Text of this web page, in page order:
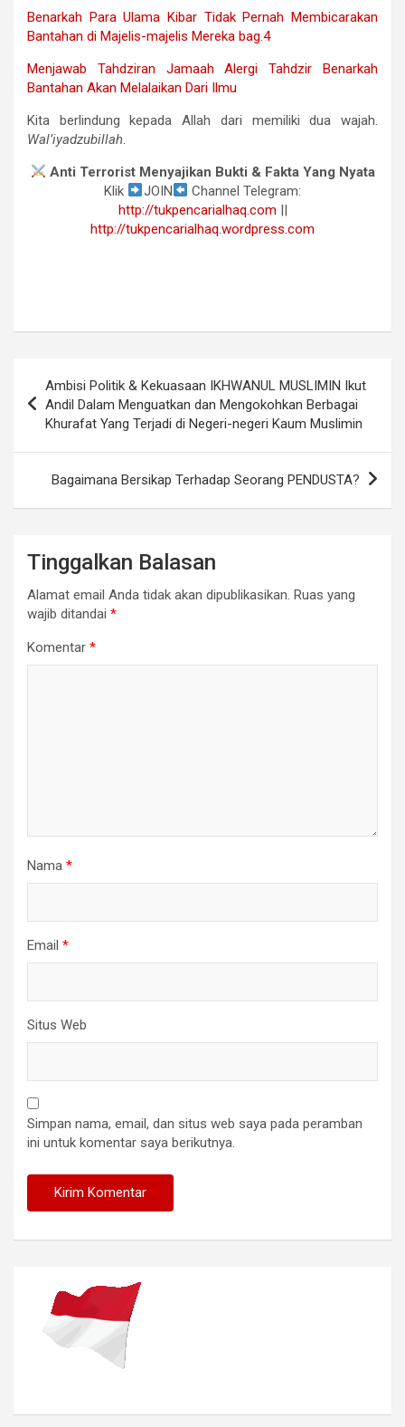
Benarkah Para Ulama Kibar Tidak Pernah Membicarakan
Bantahan di Majelis-majelis Mereka bag.4
Menjawab Tahdziran Jamaah Alergi Tahdzir Benarkah
Bantahan Akan Melalaikan Dari Ilmu
Kita berlindung kepada Allah dari memiliki dua wajah.
Wal’iyadzubillah.
Anti Terrorist Menyajikan Bukti & Fakta Yang Nyata
Klik
JOIN
Channel Telegram:
http://tukpencarialhaq.com ||
http://tukpencarialhaq.wordpress.com
pos
Ambisi Politik & Kekuasaan IKHWANUL MUSLIMIN Ikut
Andil Dalam Menguatkan dan Mengokohkan Berbagai
Khurafat Yang Terjadi di Negeri-negeri Kaum Muslimin
Bagaimana Bersikap Terhadap Seorang PENDUSTA?
Tinggalkan Balasan
Alamat email Anda tidak akan dipublikasikan. Ruas yang
wajib ditandai *
Komentar *
Nama *
Email *
Situs Web
Simpan nama, email, dan situs web saya pada peramban
ini untuk komentar saya berikutnya.